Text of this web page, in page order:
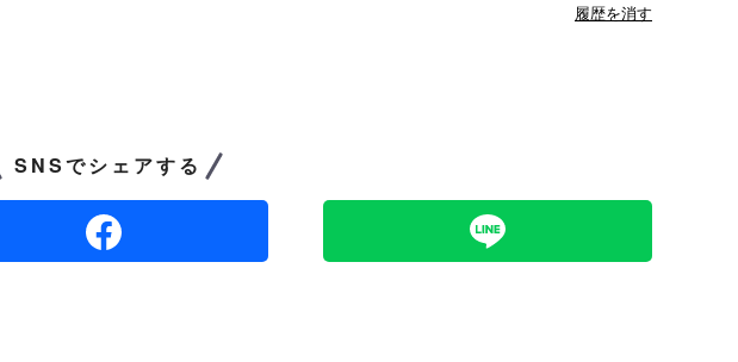
履歴を消す
SNSでシェアする